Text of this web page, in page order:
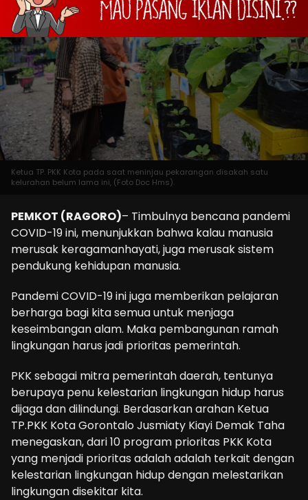
Ketua TP. PKK Kota pada saat meninjau pekarangan disakah satu
kelurahan belum lama ini, (Foto Doc Hms).
PEMKOT (RAGORO)– Timbulnya bencana pandemi
COVID-19 ini, menunjukkan bahwa kalau manusia
merusak keragamanhayati, juga merusak sistem
pendukung kehidupan manusia.
Pandemi COVID-19 ini juga memberikan pelajaran
berharga bagi kita semua untuk menjaga
keseimbangan alam. Maka pembangunan ramah
lingkungan harus jadi prioritas pemerintah.
PKK sebagai mitra pemerintah daerah, tentunya
berupaya penu kelestarian lingkungan hidup harus
dijaga dan dilindungi. Berdasarkan arahan Ketua
TP.PKK Kota Gorontalo Jusmiaty Kiayi Demak Taha
menegaskan, dari 10 program prioritas PKK Kota
yang menjadi prioritas adalah adalah terkait dengan
kelestarian lingkungan hidup dengan melestarikan
lingkungan disekitar kita.